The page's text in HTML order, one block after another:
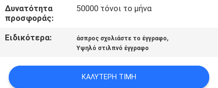
ΠΟΛΙΤΙΚΉ
ΑΠΟΡΡΉΤΟΥ
Δυνατότητα
προσφοράς:
50000 τόνοι το μήνα
Ειδικότερα: άσπρος σχολιάστε το έγγραφο,
Υψηλό στιλπνό έγγραφο
ΚΑΛΎΤΕΡΗ ΤΙΜΉ